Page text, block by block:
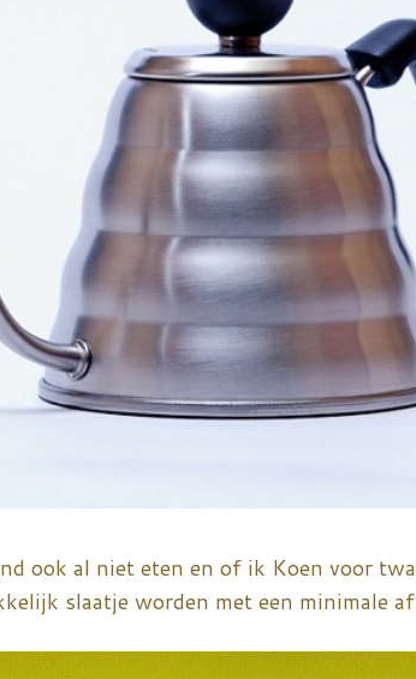
ook al niet eten en of ik Koen voor
slaatje worden met een minimale